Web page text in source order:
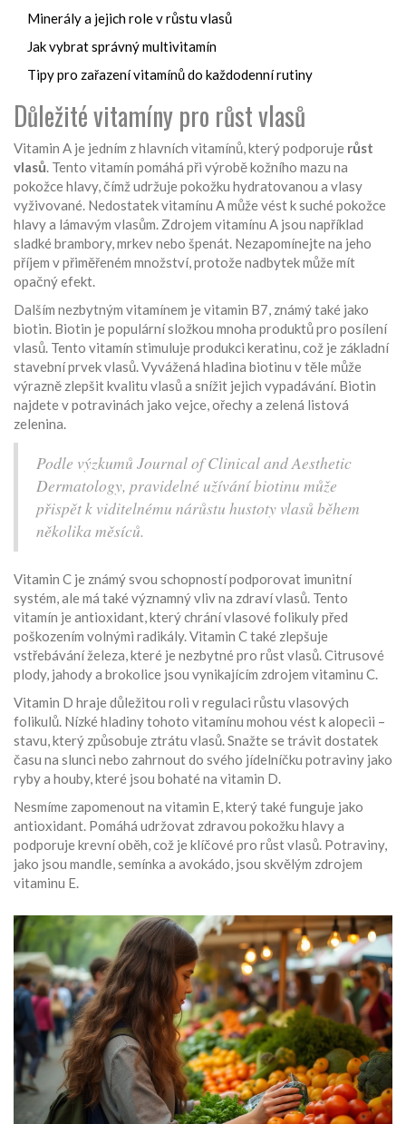
Minerály a jejich role v růstu vlasů
Jak vybrat správný multivitamín
Tipy pro zařazení vitamínů do každodenní rutiny
Důležité vitamíny pro růst vlasů
Vitamin A je jedním z hlavních vitamínů, který podporuje růst
vlasů. Tento vitamín pomáhá při výrobě kožního mazu na
pokožce hlavy, čímž udržuje pokožku hydratovanou a vlasy
vyživované. Nedostatek vitamínu A může vést k suché pokožce
hlavy a lámavým vlasům. Zdrojem vitamínu A jsou například
sladké brambory, mrkev nebo špenát. Nezapomínejte na jeho
příjem v přiměřeném množství, protože nadbytek může mít
opačný efekt.
Dalším nezbytným vitamínem je vitamin B7, známý také jako
biotin. Biotin je populární složkou mnoha produktů pro posílení
vlasů. Tento vitamín stimuluje produkci keratinu, což je základní
stavební prvek vlasů. Vyvážená hladina biotinu v těle může
výrazně zlepšit kvalitu vlasů a snížit jejich vypadávání. Biotin
najdete v potravinách jako vejce, ořechy a zelená listová
zelenina.
Podle výzkumů Journal of Clinical and Aesthetic
Dermatology, pravidelné užívání biotinu může
přispět k viditelnému nárůstu hustoty vlasů během
několika měsíců.
Vitamin C je známý svou schopností podporovat imunitní
systém, ale má také významný vliv na zdraví vlasů. Tento
vitamín je antioxidant, který chrání vlasové folikuly před
poškozením volnými radikály. Vitamin C také zlepšuje
vstřebávání železa, které je nezbytné pro růst vlasů. Citrusové
plody, jahody a brokolice jsou vynikajícím zdrojem vitaminu C.
Vitamin D hraje důležitou roli v regulaci růstu vlasových
folikulů. Nízké hladiny tohoto vitamínu mohou vést k alopecii –
stavu, který způsobuje ztrátu vlasů. Snažte se trávit dostatek
času na slunci nebo zahrnout do svého jídelníčku potraviny jako
ryby a houby, které jsou bohaté na vitamin D.
Nesmíme zapomenout na vitamin E, který také funguje jako
antioxidant. Pomáhá udržovat zdravou pokožku hlavy a
podporuje krevní oběh, což je klíčové pro růst vlasů. Potraviny,
jako jsou mandle, semínka a avokádo, jsou skvělým zdrojem
vitaminu E.